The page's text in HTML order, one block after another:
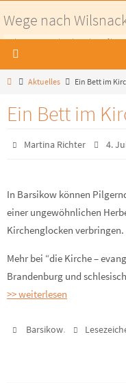
Inhalt
springen
Wege nach
Pilgerwege nach Wilsnack - Auf
HomeAktuelles Ein Bett im
Ein Bett im
Martina Richter 4.
In Barsikow können
einer ungewöhnlichen
Kirchenglocken verbringen.
Mehr bei “die Kirche –
Brandenburg und
>> weiterlesen
Barsikow.